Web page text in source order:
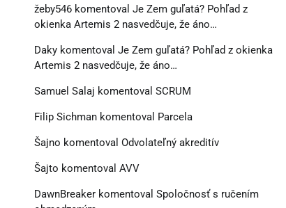
žeby546komentoval Je Zem guľatá? Pohľad z
okienka Artemis 2 nasvedčuje, že áno…
Dakykomentoval Je Zem guľatá? Pohľad z okienka
Artemis 2 nasvedčuje, že áno…
Samuel Salaj komentoval SCRUM
Filip Sichmankomentoval Parcela
Šajno komentoval Odvolateľný akreditív
Šajto komentoval AVV
DawnBreakerkomentoval Spoločnosť s ručením